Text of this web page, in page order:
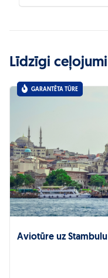
Līdzīgi ceļojumi
GARANTĒTA TŪRE
Aviotūre uz Stambulu